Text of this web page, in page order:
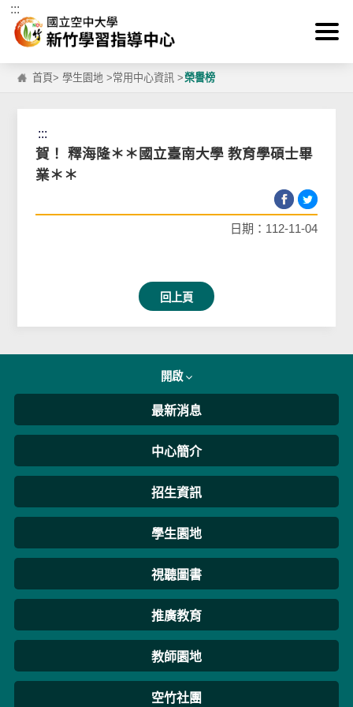
跳到主要內容區塊
:::
首頁>學生園地 >常用中心資訊 >榮譽榜
:::
賀！ 釋海隆＊＊國立臺南大學 教育學碩士畢
業＊＊
日期：112-11-04
回上頁
開啟
最新消息
中心簡介
招生資訊
學生園地
視聽圖書
推廣教育
教師園地
空竹社團